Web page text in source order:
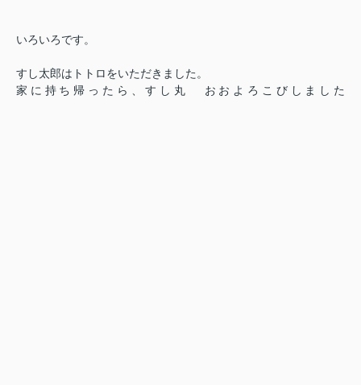
いろいろです。
すし太郎はトトロをいただきました。
家に持ち帰ったら、すし丸
おおよろこびしました